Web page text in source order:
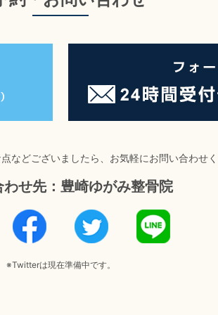
などございましたら、お気軽にお問い合わせ
わせ先：豊崎ゆがみ整骨院
※Twitterは現在準備中です。